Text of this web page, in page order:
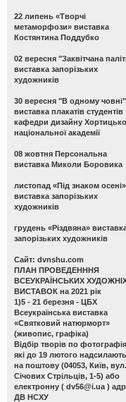
22 липень «Творчі
метаморфози» виставка
Костянтина Поддубко
02 вересня "Заквітчана
виставка запорізьких
художників
30 вересня "В одному човні"
виставка плакатів студентів
кафедри дизайну
національної академії
08 жовтня Персональна
виставка Миколи Боровика
листопад «Під знаком осені»
виставка запорізьких
художників
грудень «Різдвяна»
запорізьких художників
Сайт: dvnshu.com
ПЛАН ПРОВЕДЕНННЯ
ВСЕУКРАЇНСЬКИХ
ВИСТАВОК на 2021 рік
1)5 - 21 березня - ЦБХ
Всеукраїнська виставка
«Святковий натюрморт»
(живопис, графіка)
Відбір творів по
які до 19 лютого
на поштову (04053, Київ, вул.
Січових Стрільців, 1-5) або
електронну ( dv56@i.ua )
ДВ НСХУ